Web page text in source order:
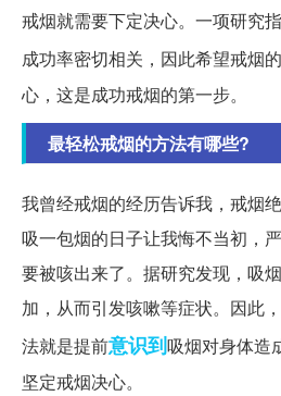
戒烟就需要下定决心。一项研究
成功率密切相关，因此希望戒烟
心，这是成功戒烟的第一步。
最轻松戒烟的方法有哪些?
我曾经戒烟的经历告诉我，戒烟
吸一包烟的日子让我悔不当初，
要被咳出来了。据研究发现，吸
加，从而引发咳嗽等症状。因此
法就是提前意识到吸烟对身体造
坚定戒烟决心。